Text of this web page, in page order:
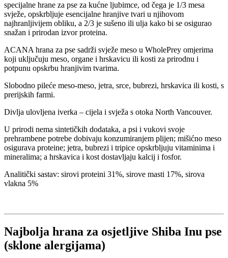
specijalne hrane za pse za kućne ljubimce, od čega je 1/3 mesa
svježe, opskrbljuje esencijalne hranjive tvari u njihovom
najhranljivijem obliku, a 2/3 je sušeno ili ulja kako bi se osigurao
snažan i prirodan izvor proteina.
ACANA hrana za pse sadrži svježe meso u WholePrey omjerima
koji uključuju meso, organe i hrskavicu ili kosti za prirodnu i
potpunu opskrbu hranjivim tvarima.
Slobodno pileće meso-meso, jetra, srce, bubrezi, hrskavica ili kosti, s
prerijskih farmi.
Divlja ulovljena iverka – cijela i svježa s otoka North Vancouver.
U prirodi nema sintetičkih dodataka, a psi i vukovi svoje
prehrambene potrebe dobivaju konzumiranjem plijen; mišićno meso
osigurava proteine; jetra, bubrezi i tripice opskrbljuju vitaminima i
mineralima; a hrskavica i kost dostavljaju kalcij i fosfor.
Analitički sastav: sirovi proteini 31%, sirove masti 17%, sirova
vlakna 5%
Najbolja hrana za osjetljive Shiba Inu pse
(sklone alergijama)